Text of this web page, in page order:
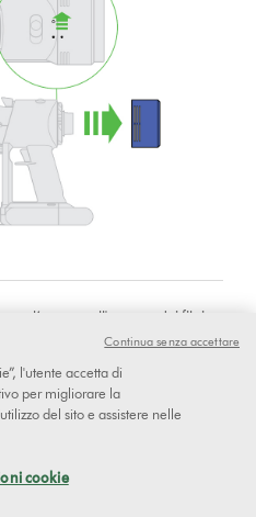
l’acqua sull'esterno dei filtri
l'utente accetta di
per migliorare la
del sito e assistere nelle
cookie
Continua senza accettare